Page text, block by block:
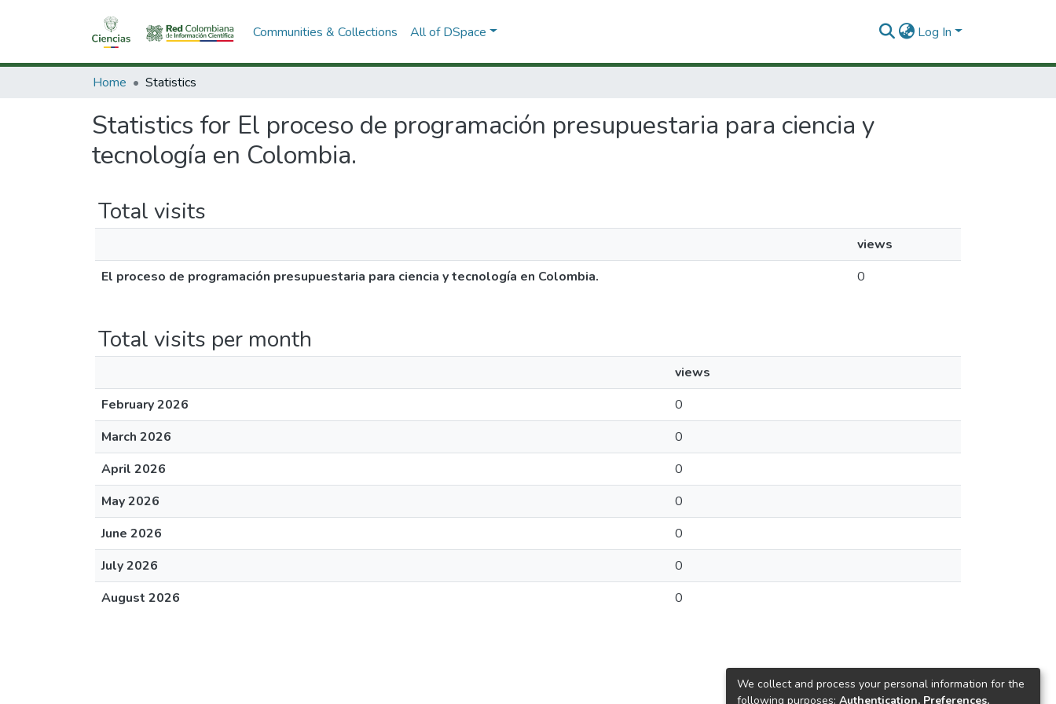
Communities & Collections All of DSpace Log In
Home Statistics
Statistics for El proceso de programación presupuestaria para ciencia y
tecnología en Colombia.
Total visits
views
El proceso de programación presupuestaria para ciencia y tecnología en Colombia.
0
Total visits per month
views
February 2026
0
March 2026
0
April 2026
0
May 2026
0
June 2026
0
July 2026
0
August 2026
0
We collect and process your personal information for the
following purposes: Authentication, Preferences,